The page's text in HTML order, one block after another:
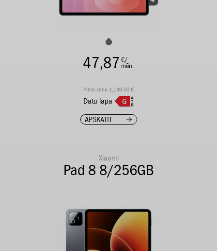
47,87 €/
mēn.
Pilna cena 1,149,00 €
Datu lapa
APSKATĪT
Xiaomi
Pad 8 8/256GB